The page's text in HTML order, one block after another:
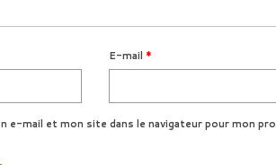
E-mail *
e-mail et mon site dans le navigateur pour mon